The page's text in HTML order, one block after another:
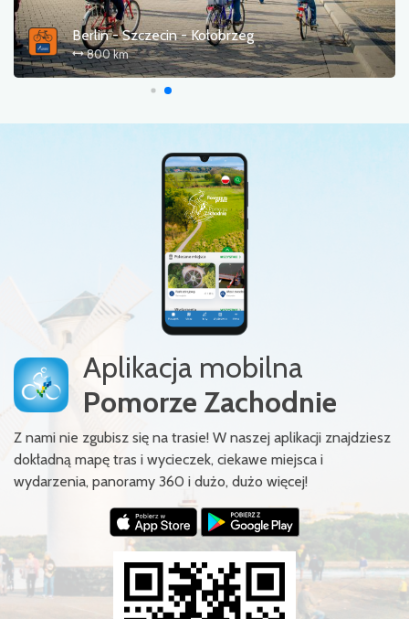
Berlin - Szczecin - Kołobrzeg
800 km
Aplikacja mobilna
Pomorze Zachodnie
Z nami nie zgubisz się na trasie! W naszej aplikacji znajdziesz
dokładną mapę tras i wycieczek, ciekawe miejsca i
wydarzenia, panoramy 360 i dużo, dużo więcej!